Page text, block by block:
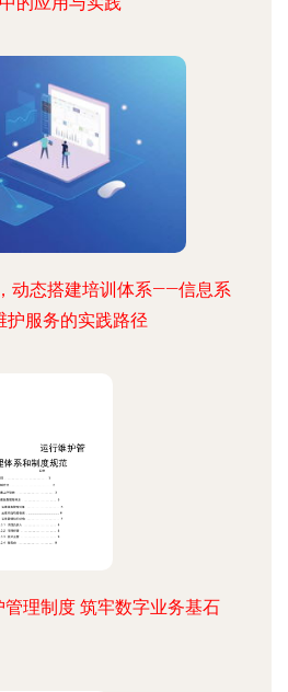
动态搭建培训体系——信息系
护服务的实践路径
理制度 筑牢数字业务基石